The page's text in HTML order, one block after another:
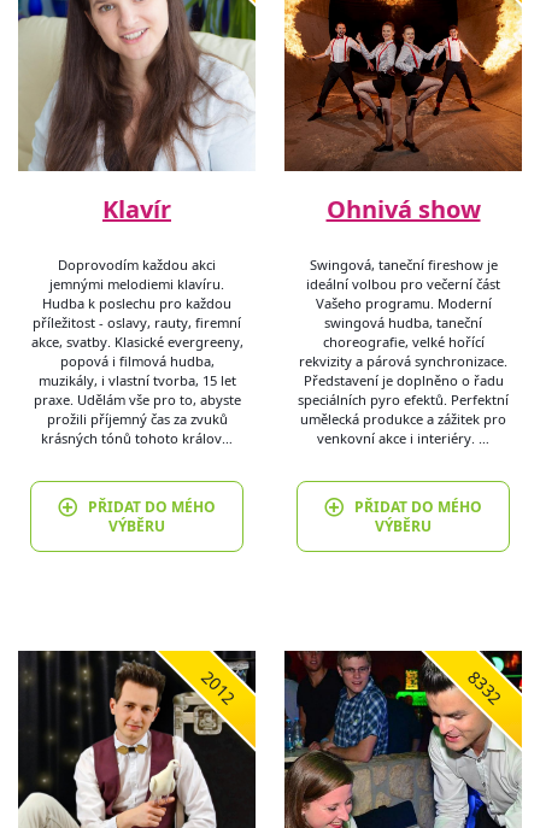
Klavír
Doprovodím každou akci
jemnými melodiemi klavíru.
Hudba k poslechu pro každou
příležitost - oslavy, rauty, firemní
akce, svatby. Klasické evergreeny,
popová i filmová hudba,
muzikály, i vlastní tvorba, 15 let
praxe. Udělám vše pro to, abyste
prožili příjemný čas za zvuků
krásných tónů tohoto králov…
PŘIDAT DO MÉHO
VÝBĚRU
Ohnivá show
Swingová, taneční fireshow je
ideální volbou pro večerní část
Vašeho programu. Moderní
swingová hudba, taneční
choreografie, velké hořící
rekvizity a párová synchronizace.
Představení je doplněno o řadu
speciálních pyro efektů. Perfektní
umělecká produkce a zážitek pro
venkovní akce i interiéry. …
PŘIDAT DO MÉHO
VÝBĚRU
2012 8332